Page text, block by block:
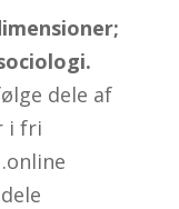
dele af
i fri